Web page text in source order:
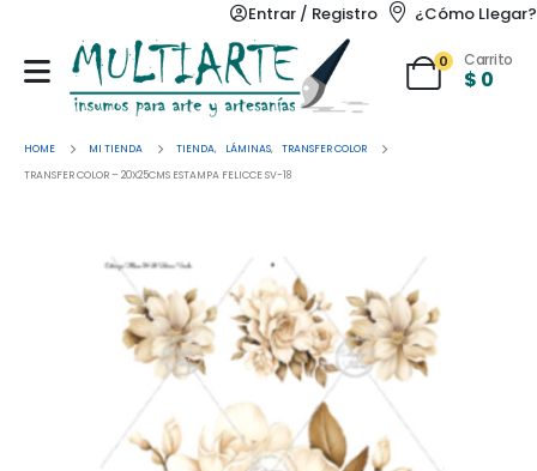
Entrar / Registro ¿Cómo Llegar?
0 Carrito
$ 0
HOME MI TIENDA TIENDA, LÁMINAS, TRANSFER COLOR
TRANSFER COLOR – 20X25CMS ESTAMPA FELICCE SV-18